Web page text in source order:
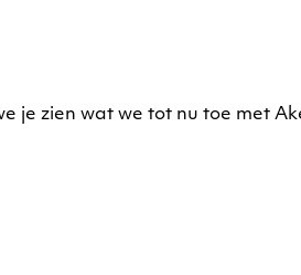
je zien wat we tot nu toe met